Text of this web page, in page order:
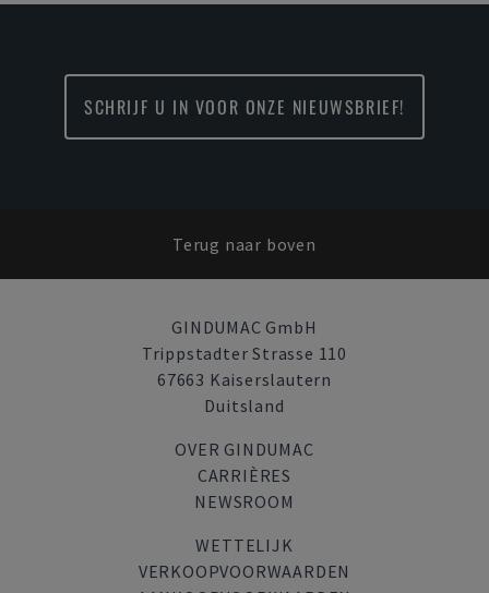
SCHRIJF U IN VOOR ONZE NIEUWSBRIEF!
Terug naar boven
GINDUMAC GmbH
Trippstadter Strasse 110
67663 Kaiserslautern
Duitsland
OVER GINDUMAC
CARRIÈRES
NEWSROOM
WETTELIJK
VERKOOPVOORWAARDEN